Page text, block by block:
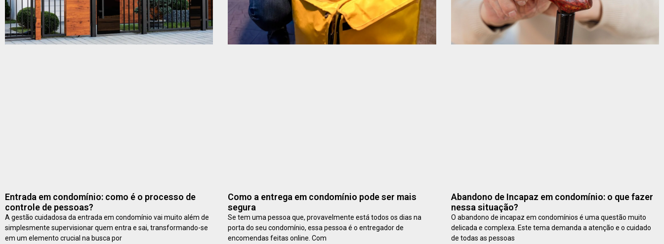
Entrada em condomínio: como é o processo de
controle de pessoas?
A gestão cuidadosa da entrada em condomínio vai muito além de
simplesmente supervisionar quem entra e sai, transformando-se
em um elemento crucial na busca por
Como a entrega em condomínio pode ser mais
segura
Se tem uma pessoa que, provavelmente está todos os dias na
porta do seu condomínio, essa pessoa é o entregador de
encomendas feitas online. Com
Abandono de Incapaz em condomínio: o que fazer
nessa situação?
O abandono de incapaz em condomínios é uma questão muito
delicada e complexa. Este tema demanda a atenção e o cuidado
de todas as pessoas